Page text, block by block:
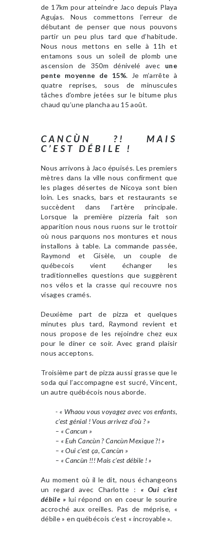
de 17km pour atteindre Jaco depuis Playa
Agujas. Nous commettons l’erreur de
débutant de penser que nous pouvons
partir un peu plus tard que d’habitude.
Nous nous mettons en selle à 11h et
entamons sous un soleil de plomb une
ascension de 350m dénivelé avec une
pente moyenne de 15%. Je m’arrête à
quatre reprises, sous de minuscules
tâches d’ombre jetées sur le bitume plus
chaud qu’une plancha au 15 août.
CANCÙN ?! MAIS
C’EST DÉBILE !
Nous arrivons à Jaco épuisés. Les premiers
mètres dans la ville nous confirment que
les plages désertes de Nicoya sont bien
loin. Les snacks, bars et restaurants se
succèdent dans l’artère principale.
Lorsque la première pizzeria fait son
apparition nous nous ruons sur le trottoir
où nous parquons nos montures et nous
installons à table. La commande passée,
Raymond et Gisèle, un couple de
québecois vient échanger les
traditionnelles questions que suggèrent
nos vélos et la crasse qui recouvre nos
visages cramés.
Deuxième part de pizza et quelques
minutes plus tard, Raymond revient et
nous propose de les rejoindre chez eux
pour le diner ce soir. Avec grand plaisir
nous acceptons.
Troisième part de pizza aussi grasse que le
soda qui l’accompagne est sucré, Vincent,
un autre québécois nous aborde.
- « Whaou vous voyagez avec vos enfants,
c’est génial ! Vous arrivez d’où ? »
– « Cancun »
– « Euh Cancùn ? Cancùn Mexique ?! »
– « Oui c’est ça, Cancùn »
– « Cancùn !!! Mais c’est débile ! »
Au moment où il le dit, nous échangeons
un regard avec Charlotte : « Oui c’est
débile » lui répond on en coeur le sourire
accroché aux oreilles. Pas de méprise, «
débile » en québécois c’est « incroyable ».